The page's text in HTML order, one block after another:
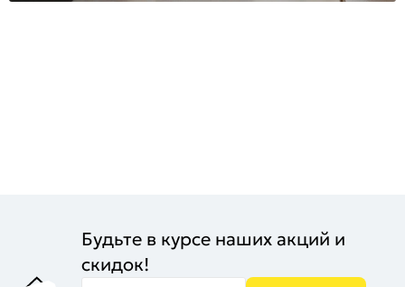
Будьте в курсе наших акций и
скидок!